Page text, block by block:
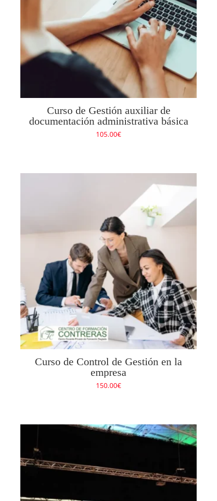
Curso de Gestión auxiliar de
documentación administrativa básica
105.00€
Curso de Control de Gestión en la
empresa
150.00€